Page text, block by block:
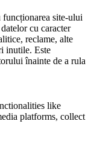
funcționarea site-ului
cu caracter
reclame, alte
inutile. Este
înainte de a rula
like
platforms, collect